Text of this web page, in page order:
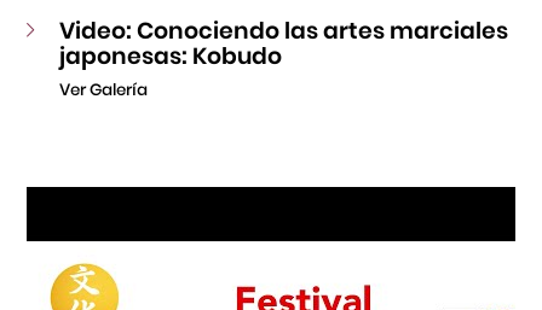
Video: Conociendo las artes marciales
japonesas: Kobudo
Ver Galería